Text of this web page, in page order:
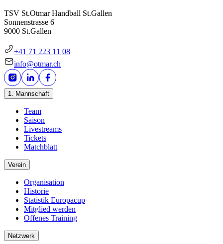
TSV St.Otmar Handball St.Gallen
Sonnenstrasse 6
9000 St.Gallen
+41 71 223 11 08
info@otmar.ch
1. Mannschaft
Team
Saison
Livestreams
Tickets
Matchblatt
Verein
Organisation
Historie
Statistik Europacup
Mitglied werden
Offenes Training
Netzwerk